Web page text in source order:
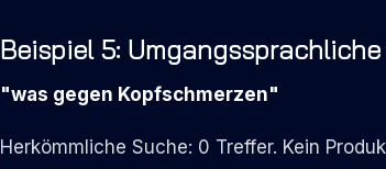
Beispiel 5:
"was gegen Kopfschmerzen"
Herkömmliche Suche: 0 Treffer. Kein